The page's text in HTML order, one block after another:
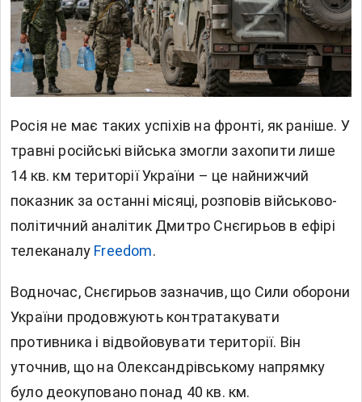
Росія не має таких успіхів на фронті, як раніше. У
травні російські війська змогли захопити лише
14 кв. км території України – це найнижчий
показник за останні місяці, розповів військово-
політичний аналітик Дмитро Снєгирьов в ефірі
телеканалу Freedom.
Водночас, Снєгирьов зазначив, що Сили оборони
України продовжують контратакувати
противника і відвойовувати території. Він
уточнив, що на Олександрівському напрямку
було деокуповано понад 40 кв. км.